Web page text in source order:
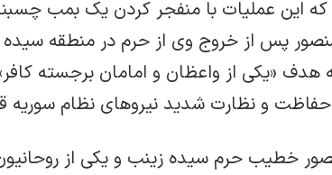
که این عملیات با منفجر کردن یک بمب
پس از خروج وی از حرم در منطقه
هدف «یکی از واعظان و امامان برجسته
و نظارت شدید نیروهای نظام سوریه
خطیب حرم سیده زینب و یکی از